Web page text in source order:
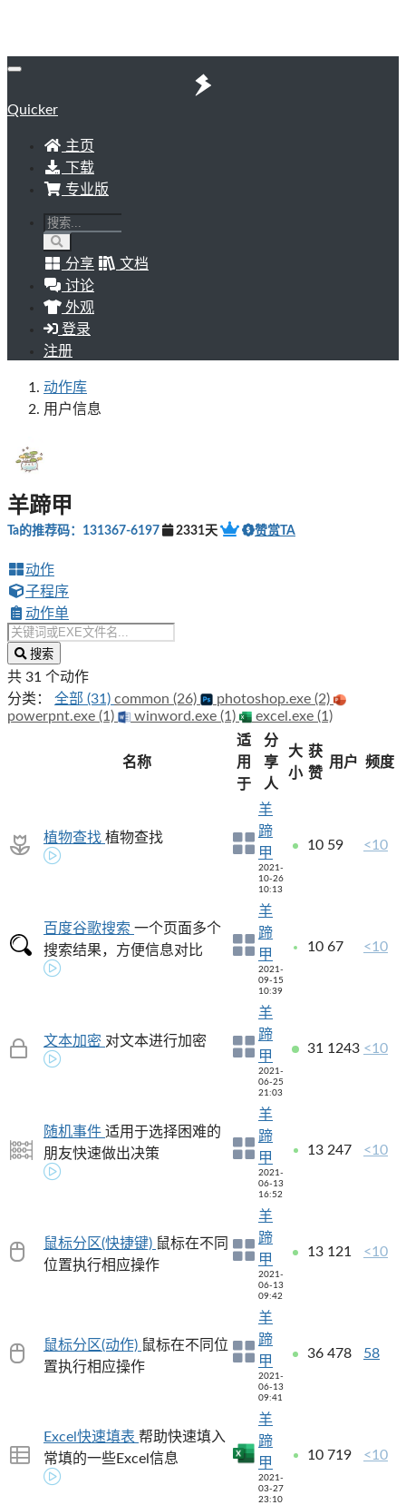
Quicker
主页
下载
专业版
分享
文档
讨论
外观
登录
注册
动作库
用户信息
羊蹄甲
Ta的推荐码：131367-6197 2331天 赞赏TA
动作
子程序
动作单
搜索
共 31 个动作
分类：
全部 (31) common (26)
photoshop.exe (2)
powerpnt.exe (1)
winword.exe (1) excel.exe (1)
名称
适
用
于
分
享
人
大
小
获
赞
用户 频度
植物查找 植物查找
羊
蹄
甲
2021-
10-26
10:13
10 59 <10
百度谷歌搜索 一个页面多个
搜索结果，方便信息对比
羊
蹄
甲
2021-
09-15
10:39
10 67 <10
文本加密 对文本进行加密
羊
蹄
甲
2021-
06-25
21:03
31 1243 <10
随机事件 适用于选择困难的
朋友快速做出决策
羊
蹄
甲
2021-
06-13
16:52
13 247 <10
鼠标分区(快捷键) 鼠标在不同
位置执行相应操作
羊
蹄
甲
2021-
06-13
09:42
13 121 <10
鼠标分区(动作) 鼠标在不同位
置执行相应操作
羊
蹄
甲
2021-
06-13
09:41
36 478 58
Excel快速填表 帮助快速填入
常填的一些Excel信息
羊
蹄
甲
2021-
03-27
23:10
10 719 <10